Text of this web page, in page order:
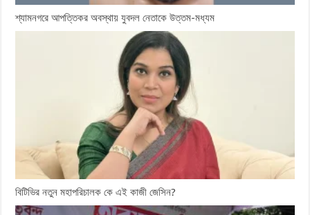
শ্যামনগরে আপত্তিকর অবস্থায় যুবদল নেতাকে উত্তম-মধ্যম
বিটিভির নতুন মহাপরিচালক কে এই কাজী জেসিন?